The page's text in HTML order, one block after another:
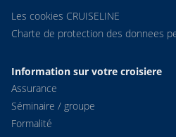
Les cookies CRUISELINE
Charte de protection des donnees
Information sur votre croisiere
Assurance
Séminaire / groupe
Formalité